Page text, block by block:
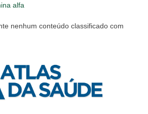
alfa
nenhum conteúdo classificado com